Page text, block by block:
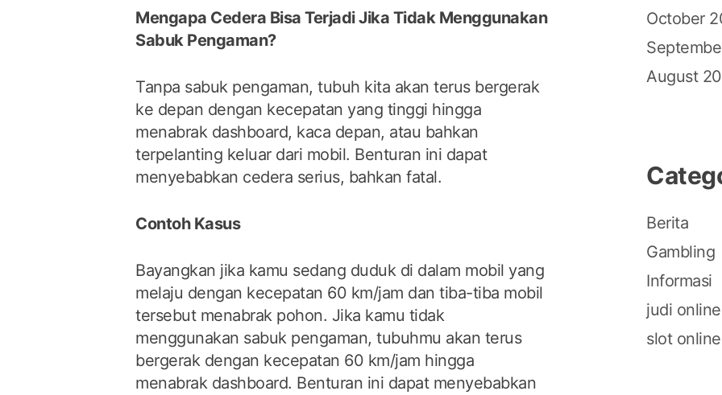
Mengapa Cedera Bisa Terjadi Jika Tidak Menggunakan
Sabuk Pengaman?
Tanpa sabuk pengaman, tubuh kita akan terus bergerak
ke depan dengan kecepatan yang tinggi hingga
menabrak dashboard, kaca depan, atau bahkan
terpelanting keluar dari mobil. Benturan ini dapat
menyebabkan cedera serius, bahkan fatal.
Contoh Kasus
Bayangkan jika kamu sedang duduk di dalam mobil yang
melaju dengan kecepatan 60 km/jam dan tiba-tiba mobil
tersebut menabrak pohon. Jika kamu tidak
menggunakan sabuk pengaman, tubuhmu akan terus
bergerak dengan kecepatan 60 km/jam hingga
menabrak dashboard. Benturan ini dapat menyebabkan
October
August
Berita
Gambling
Informasi
judi online
slot online